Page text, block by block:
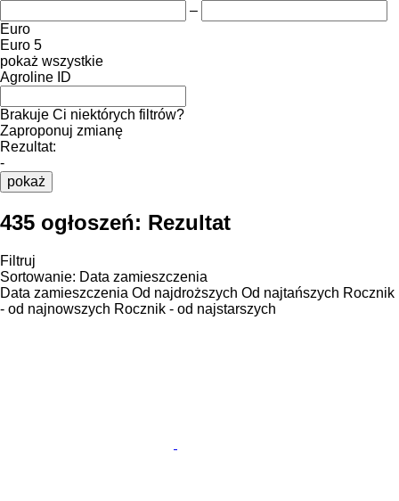
–
Euro
Euro 5
pokaż wszystkie
Agroline ID
Brakuje Ci niektórych filtrów?
Zaproponuj zmianę
Rezultat:
-
pokaż
435 ogłoszeń: Rezultat
Filtruj
Sortowanie: Data zamieszczenia
Data zamieszczenia Od najdroższych Od najtańszych Rocznik
- od najnowszych Rocznik - od najstarszych